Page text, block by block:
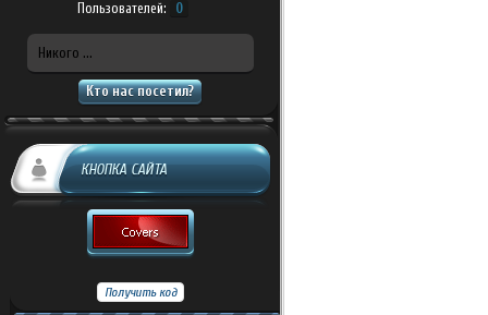
Пользователей: 0
Никого ...
Кто нас посетил?
КНОПКА САЙТА